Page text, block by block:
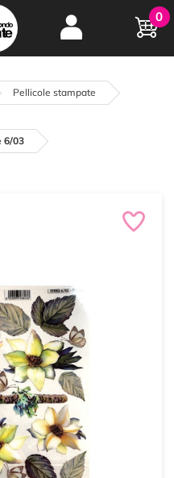
Hobby e
creatività...
oltre 15 anni online
0
Pellicole stampate
6/03